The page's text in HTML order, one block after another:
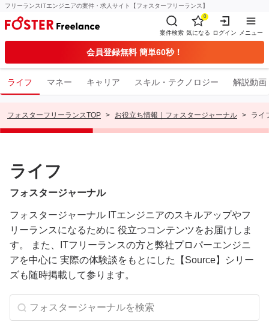
フリーランスITエンジニアの案件・求人サイト【フォスターフリーランス】
案件検索
0
気になる ログイン メニュー
会員登録無料 簡単60秒！
ライフ マネー キャリア スキル・テクノロジー 解説動画
フォスターフリーランスTOP お役立ち情報｜フォスタージャーナル ライ
ライフ
フォスタージャーナル
フォスタージャーナル ITエンジニアのスキルアップやフ
リーランスになるために 役立つコンテンツをお届けしま
す。
また、ITフリーランスの方と弊社プロパーエンジニ
アを中心に 実際の体験談をもとにした【Source】シリー
ズも随時掲載して参ります。